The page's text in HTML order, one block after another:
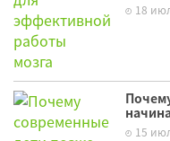
18
15